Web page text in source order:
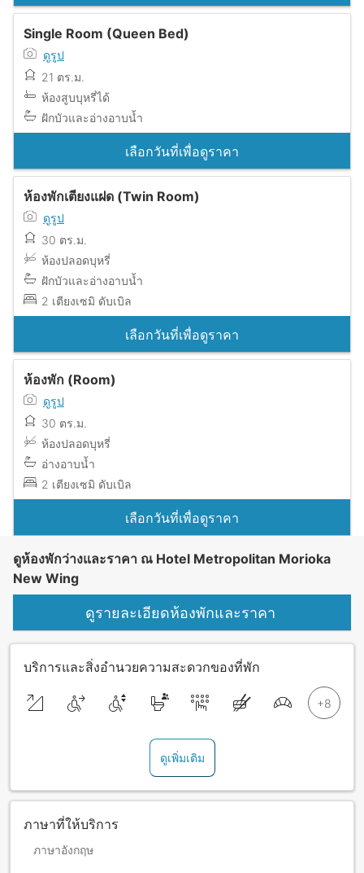
Single Room (Queen Bed)
ดูรูป
21 ตร.ม.
ห้องสูบบุหรี่ได้
ฝักบัวและอ่างอาบน้ำ
เลือกวันที่เพื่อดูราคา
ห้องพักเตียงแฝด (Twin Room)
ดูรูป
30 ตร.ม.
ห้องปลอดบุหรี่
ฝักบัวและอ่างอาบน้ำ
2 เตียงเซมิ ดับเบิล
เลือกวันที่เพื่อดูราคา
ห้องพัก (Room)
ดูรูป
30 ตร.ม.
ห้องปลอดบุหรี่
อ่างอาบน้ำ
2 เตียงเซมิ ดับเบิล
เลือกวันที่เพื่อดูราคา
ดูห้องพักว่างและราคา ณ Hotel Metropolitan Morioka
New Wing
ดูรายละเอียดห้องพักและราคา
บริการและสิ่งอำนวยความสะดวกของที่พัก
ดูเพิ่มเติม
ภาษาที่ให้บริการ
ภาษาอังกฤษ